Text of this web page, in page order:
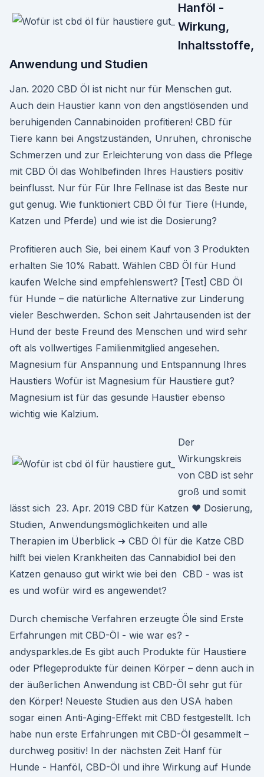
Hanföl -
Wirkung,
Inhaltsstoffe,
Anwendung und Studien
Jan. 2020 CBD Öl ist nicht nur für Menschen gut.
Auch dein Haustier kann von den angstlösenden und
beruhigenden Cannabinoiden profitieren! CBD für
Tiere kann bei Angstzuständen, Unruhen, chronische
Schmerzen und zur Erleichterung von dass die Pflege
mit CBD Öl das Wohlbefinden Ihres Haustiers positiv
beinflusst. Nur für Für Ihre Fellnase ist das Beste nur
gut genug. Wie funktioniert CBD Öl für Tiere (Hunde,
Katzen und Pferde) und wie ist die Dosierung?
Profitieren auch Sie, bei einem Kauf von 3 Produkten
erhalten Sie 10% Rabatt. Wählen CBD Öl für Hund
kaufen Welche sind empfehlenswert? [Test] CBD Öl
für Hunde – die natürliche Alternative zur Linderung
vieler Beschwerden. Schon seit Jahrtausenden ist der
Hund der beste Freund des Menschen und wird sehr
oft als vollwertiges Familienmitglied angesehen.
Magnesium für Anspannung und Entspannung Ihres
Haustiers Wofür ist Magnesium für Haustiere gut?
Magnesium ist für das gesunde Haustier ebenso
wichtig wie Kalzium.
Der
Wirkungskreis
von CBD ist sehr
groß und somit
lässt sich 23. Apr. 2019 CBD für Katzen ❤ Dosierung,
Studien, Anwendungsmöglichkeiten und alle
Therapien im Überblick ➜ CBD Öl für die Katze CBD
hilft bei vielen Krankheiten das Cannabidiol bei den
Katzen genauso gut wirkt wie bei den CBD - was ist
es und wofür wird es angewendet?
Durch chemische Verfahren erzeugte Öle sind Erste
Erfahrungen mit CBD-Öl - wie war es? -
andysparkles.de Es gibt auch Produkte für Haustiere
oder Pflegeprodukte für deinen Körper – denn auch in
der äußerlichen Anwendung ist CBD-Öl sehr gut für
den Körper! Neueste Studien aus den USA haben
sogar einen Anti-Aging-Effekt mit CBD festgestellt. Ich
habe nun erste Erfahrungen mit CBD-Öl gesammelt –
durchweg positiv! In der nächsten Zeit Hanf für
Hunde - Hanföl, CBD-Öl und ihre Wirkung auf Hunde